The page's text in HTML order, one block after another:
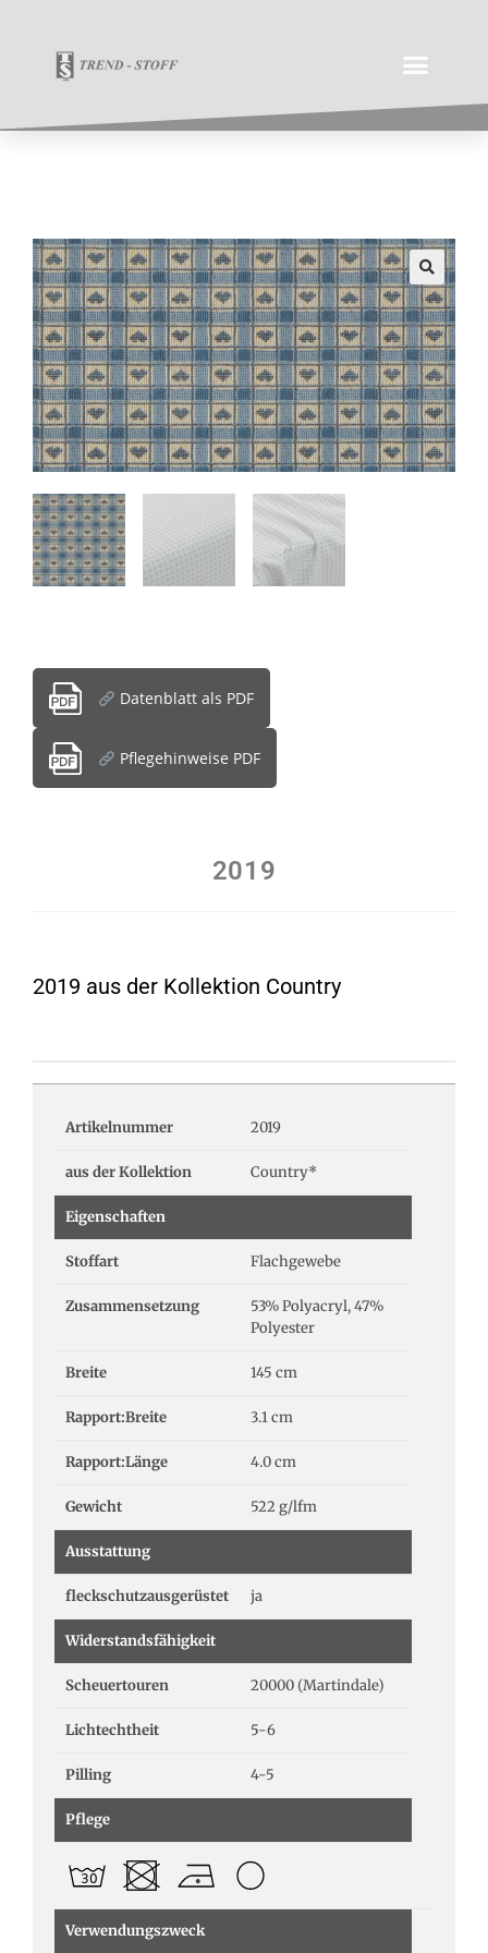
Datenblatt als PDF
Pflegehinweise PDF
2019
2019 aus der Kollektion Country
Artikelnummer 2019
aus der Kollektion Country*
Eigenschaften
Stoffart Flachgewebe
Zusammensetzung
53% Polyacryl, 47%
Polyester
Breite 145 cm
Rapport:Breite 3.1 cm
Rapport:Länge 4.0 cm
Gewicht 522 g/lfm
Ausstattung
fleckschutzausgerüstet ja
Widerstandsfähigkeit
Scheuertouren 20000 (Martindale)
Lichtechtheit 5-6
Pilling 4-5
Pflege
Verwendungszweck